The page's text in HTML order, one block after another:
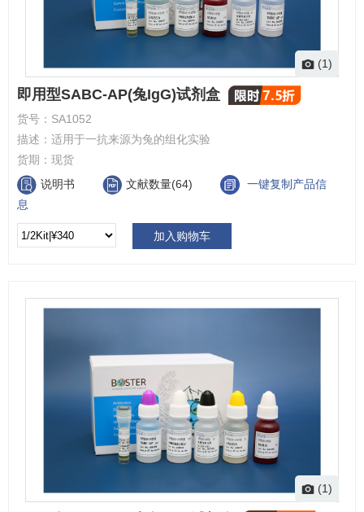
(1)
即用型SABC-AP(兔IgG)试剂盒
货号： SA1052
描述： 适用于一抗来源为兔的组化实验
货期： 现货
说明书
文献数量(64)
一键复制产品信
息
加入购物车
(1)